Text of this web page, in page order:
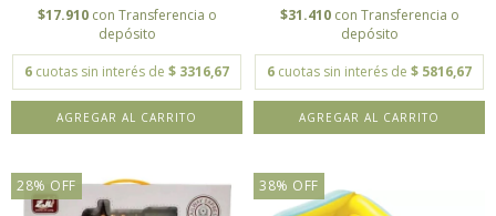
$17.910 con Transferencia o
depósito
6 cuotas sin interés de $ 3316,67
$31.410 con Transferencia o
depósito
6 cuotas sin interés de $ 5816,67
28% OFF 38% OFF